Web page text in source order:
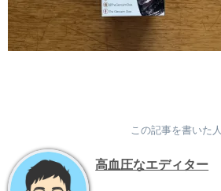
この記事を書いた人
高血圧なエディター